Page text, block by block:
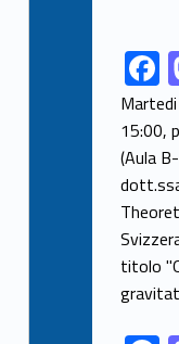
Link identifier share facebook archive #share-link-archive-35140F
e
b
o
o
k
15:00,
(Aula
titolo